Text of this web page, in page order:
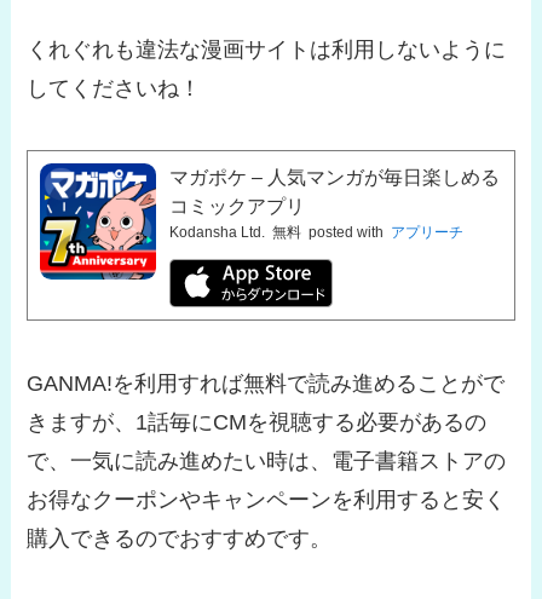
くれぐれも違法な漫画サイトは利用しないように
してくださいね！
マガポケ – 人気マンガが毎日楽しめる
コミックアプリ
Kodansha Ltd. 無料 posted with アプリーチ
GANMA!を利用すれば無料で読み進めることがで
きますが、1話毎にCMを視聴する必要があるの
で、一気に読み進めたい時は、電子書籍ストアの
お得なクーポンやキャンペーンを利用すると安く
購入できるのでおすすめです。